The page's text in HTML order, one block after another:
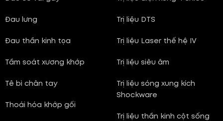
Đau lưng
Đau thần kinh tọa
Tầm soát xương khớp
Tê bì chân tay
Thoái hóa khớp gối
Trị liệu DTS
Trị liệu Laser thế hệ IV
Trị liệu siêu âm
Trị liệu sóng xung kích
Shockware
Trị liệu thần kinh cột sống